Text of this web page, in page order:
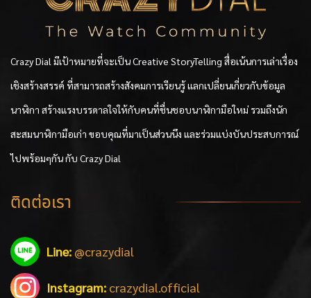
Crazy Dial มีเป้าหมายที่จะเป็น Creative StoryTelling สื่อเน้นการเล่าเรื่อง
เชิงสร้างสรรค์ ที่สามารถสร้างสังคมการเรียนรู้ แลกเปลี่ยนเกี่ยวกับข้อมูล
นาฬิกา สร้างแรงบรรดาลใจให้กับคนที่ชื่นชอบนาฬิกามือใหม่ รวมถึงนัก
สะสมนาฬิกามือเก่า ขอบคุณที่มาเป็นส่วนนึง และร่วมแบ่งบันประสบการณ์
ไปพร้อมๆกัน กับ Crazy Dial
ติดต่อเรา
Line: @crazydial
Instagram: crazydial.official